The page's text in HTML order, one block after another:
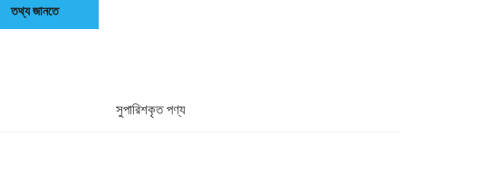
তথ্য জানতে
সুপারিশকৃত পণ্য